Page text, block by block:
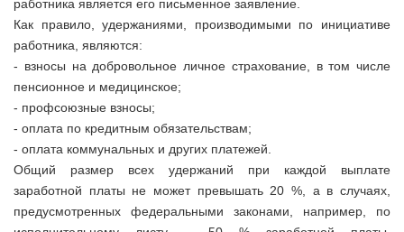
работника является его письменное заявление.
Как правило, удержаниями, производимыми по инициативе
работника, являются:
- взносы на добровольное личное страхование, в том числе
пенсионное и медицинское;
- профсоюзные взносы;
- оплата по кредитным обязательствам;
- оплата коммунальных и других платежей.
Общий размер всех удержаний при каждой выплате
заработной платы не может превышать 20 %, а в случаях,
предусмотренных федеральными законами, например, по